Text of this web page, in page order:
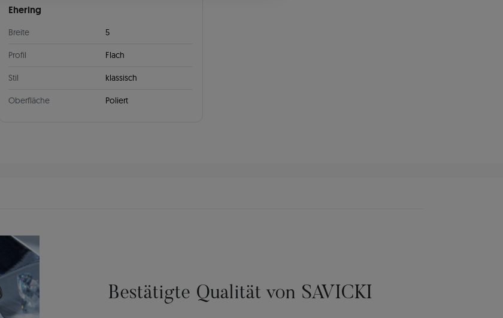
Ehering
Breite 5
Profil Flach
Stil klassisch
Oberfläche Poliert
Bestätigte Qualität von SAVICKI